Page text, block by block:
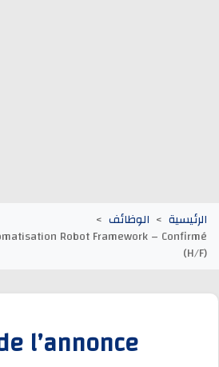
الوظائف
Automatisation Robot Framework –
de l’annonce